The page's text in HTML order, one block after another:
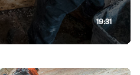
19:31